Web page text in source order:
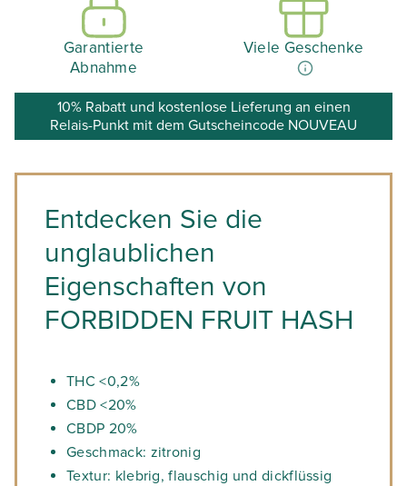
Garantierte
Abnahme
Viele Geschenke
10% Rabatt und kostenlose Lieferung an einen
Relais-Punkt mit dem Gutscheincode NOUVEAU
Entdecken Sie die
unglaublichen
Eigenschaften von
FORBIDDEN FRUIT HASH
THC <0,2%
CBD <20%
CBDP 20%
Geschmack: zitronig
Textur: klebrig, flauschig und dickflüssig